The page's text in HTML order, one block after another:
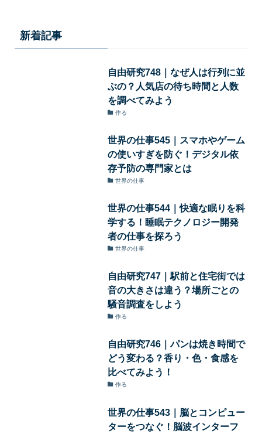
新着記事
自由研究748｜なぜ人は行列に並
ぶの？人気店の待ち時間と人数
を調べてみよう
作る
世界の仕事545｜スマホやゲーム
の使いすぎを防ぐ！デジタル依
存予防の専門家とは
世界の仕事
世界の仕事544｜快適な眠りを科
学する！睡眠テクノロジー開発
者の仕事を探ろう
世界の仕事
自由研究747｜駅前と住宅街では
音の大きさは違う？場所ごとの
騒音調査をしよう
作る
自由研究746｜パンは焼き時間で
どう変わる？香り・色・食感を
比べてみよう！
作る
世界の仕事543｜脳とコンピュー
ターをつなぐ！脳波インターフ